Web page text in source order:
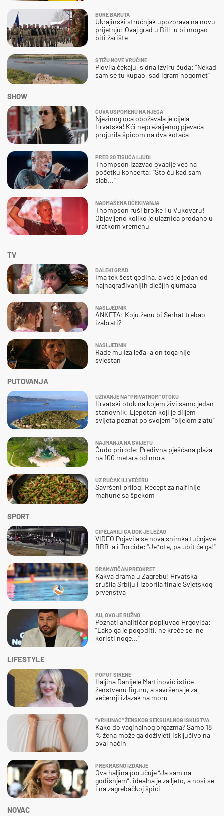
BURE BARUTA
Ukrajinski stručnjak upozorava na novu
prijetnju: Ovaj grad u BiH-u bi mogao
biti žarište
STIŽU NOVE VRUĆINE
Plovila čekaju, s dna izviru čuda: "Nekad
sam se tu kupao, sad igram nogomet"
SHOW
ČUVA USPOMENU NA NJEGA
Njezinog oca obožavala je cijela
Hrvatska! Kći neprežaljenog pjevača
projurila špicom na dva kotača
PRED 20 TISUĆA LJUDI
Thompson izazvao ovacije već na
početku koncerta: "Što ću kad sam
slab..."
NADMAŠENA OČEKIVANJA
Thompson ruši brojke i u Vukovaru!
Objavljeno koliko je ulaznica prodano u
kratkom vremenu
SPORT
CIPELARILI GA DOK JE LEŽAO
VIDEO Pojavila se nova snimka tučnjave
BBB-a i Torcide: "Je*ote, pa ubit će ga!"
DRAMATIČAN PREOKRET
Kakva drama u Zagrebu! Hrvatska
srušila Srbiju i izborila finale Svjetskog
prvenstva
AU, OVO JE RUŽNO
Poznati analitičar popljuvao Hrgovića:
"Lako ga je pogoditi, ne kreće se, ne
koristi noge..."
TV
DALEKI GRAD
Ima tek šest godina, a već je jedan od
najnagrađivanijih dječjih glumaca
NASLJEDNIK
ANKETA: Koju ženu bi Serhat trebao
izabrati?
NASLJEDNIK
Rade mu iza leđa, a on toga nije
svjestan
PUTOVANJA
UŽIVANJE NA "PRIVATNOM" OTOKU
Hrvatski otok na kojem živi samo jedan
stanovnik: Ljepotan koji je diljem
svijeta poznat po svojem "bijelom zlatu"
NAJMANJA NA SVIJETU
Čudo prirode: Predivna pješčana plaža
na 100 metara od mora
UZ RUČAK ILI VEČERU
Savršeni prilog: Recept za najfinije
mahune sa špekom
NOVAC
LIFESTYLE
POPUT SIRENE
Haljina Danijele Martinović ističe
ženstvenu figuru, a savršena je za
večernji izlazak na moru
"VRHUNAC" ŽENSKOG SEKSUALNOG ISKUSTVA
Kako do vaginalnog orgazma? Samo 18
% žena može ga doživjeti isključivo na
ovaj način
PREKRASNO IZDANJE
Ova haljina poručuje “Ja sam na
godišnjem”, idealna je za ljeto, a nosi se
i na zagrebačkoj špici